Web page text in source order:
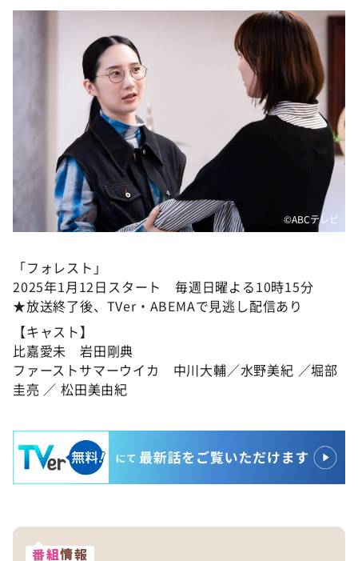
©️ABCテレビ
「フォレスト」
2025年1月12日スタート 毎週日曜よる10時15分
★放送終了後、TVer・ABEMAで見逃し配信あり
【キャスト】
比嘉愛未 岩田剛典
ファーストサマーウイカ 中川大輔／水野美紀 ／堀部
圭亮 ／ 松田美由紀
番組情報